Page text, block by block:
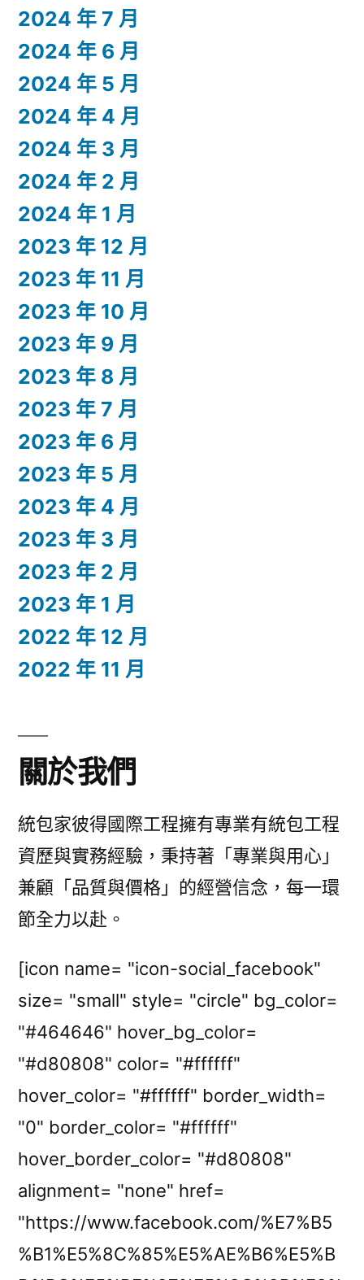
2024 年 7 月
2024 年 6 月
2024 年 5 月
2024 年 4 月
2024 年 3 月
2024 年 2 月
2024 年 1 月
2023 年 12 月
2023 年 11 月
2023 年 10 月
2023 年 9 月
2023 年 8 月
2023 年 7 月
2023 年 6 月
2023 年 5 月
2023 年 4 月
2023 年 3 月
2023 年 2 月
2023 年 1 月
2022 年 12 月
2022 年 11 月
關於我們
統包家彼得國際工程擁有專業有統包工程
資歷與實務經驗，秉持著「專業與用心」
兼顧「品質與價格」的經營信念，每一環
節全力以赴。
[icon name= "icon-social_facebook"
size= "small" style= "circle" bg_color=
"#464646" hover_bg_color=
"#d80808" color= "#ffffff"
hover_color= "#ffffff" border_width=
"0" border_color= "#ffffff"
hover_border_color= "#d80808"
alignment= "none" href=
"https://www.facebook.com/%E7%B5
%B1%E5%8C%85%E5%AE%B6%E5%B